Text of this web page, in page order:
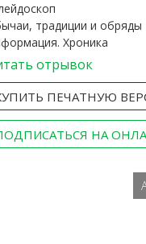
традиции и обряды
Хроника
отрывок
ПЕЧАТНУЮ
НА